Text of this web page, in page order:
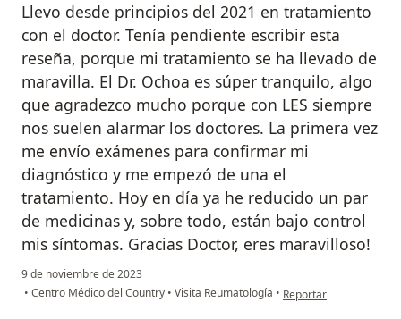
Llevo desde principios del 2021 en tratamiento
con el doctor. Tenía pendiente escribir esta
reseña, porque mi tratamiento se ha llevado de
maravilla. El Dr. Ochoa es súper tranquilo, algo
que agradezco mucho porque con LES siempre
nos suelen alarmar los doctores. La primera vez
me envío exámenes para confirmar mi
diagnóstico y me empezó de una el
tratamiento. Hoy en día ya he reducido un par
de medicinas y, sobre todo, están bajo control
mis síntomas. Gracias Doctor, eres maravilloso!
9 de noviembre de 2023
• Centro Médico del Country • Visita Reumatología • en opinión del usuario
Reportar